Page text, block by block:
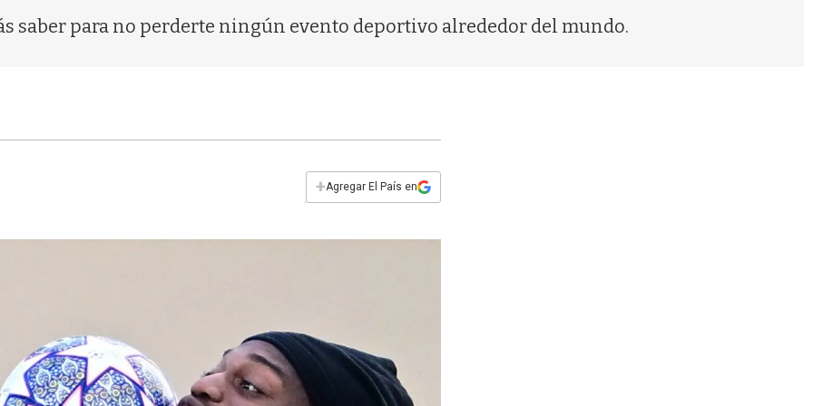
saber para no perderte ningún evento deportivo alrededor del mundo.
+Agregar El País en